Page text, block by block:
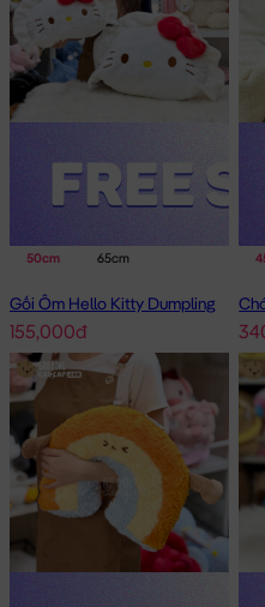
50cm 65cm
Gối Ôm Hello Kitty Dumpling
155,000đ